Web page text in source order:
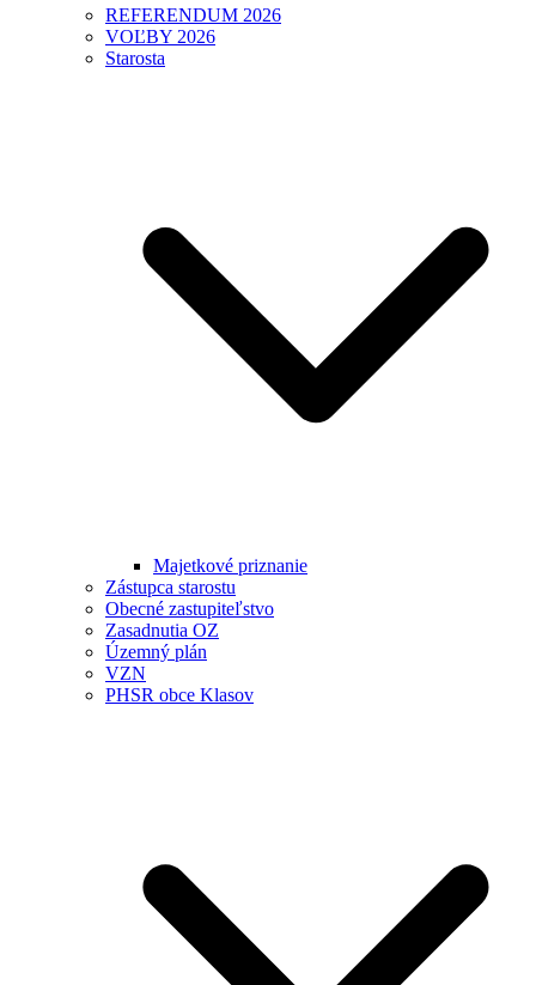
REFERENDUM 2026
VOĽBY 2026
Starosta
Majetkové priznanie
Zástupca starostu
Obecné zastupiteľstvo
Zasadnutia OZ
Územný plán
VZN
PHSR obce Klasov